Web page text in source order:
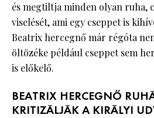
és megtiltja minden olyan ruha,
viselését, ami egy cseppet is
Beatrix hercegnő már régóta
öltözéke például cseppet sem
is előkelő.
BEATRIX HERCEGNŐ
KRITIZÁLJÁK A KIRÁLYI